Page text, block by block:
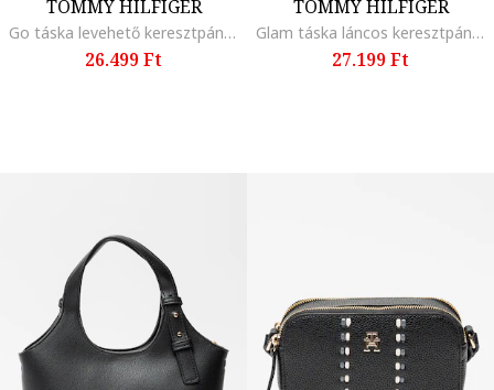
TOMMY HILFIGER
Go táska levehető keresztpánttal, Fekete
26.499 Ft
TOMMY HILFIGER
Glam táska láncos keresztpánttal, Fekete
27.199 Ft